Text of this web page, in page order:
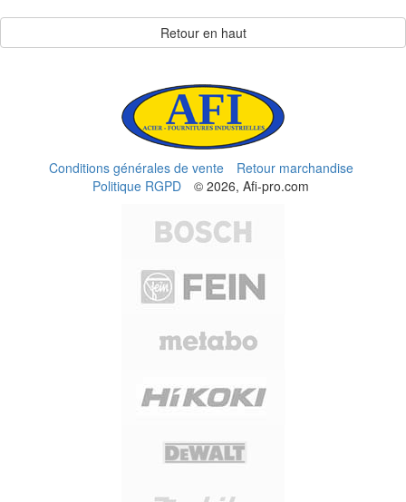
Retour en haut
Conditions générales de vente
Retour marchandise
Politique RGPD
© 2026, Afi-pro.com